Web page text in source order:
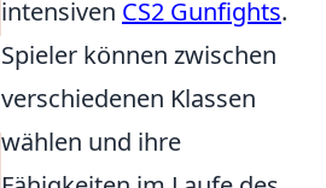
intensiven CS2 Gunfights.
Spieler können zwischen
verschiedenen Klassen
wählen und ihre